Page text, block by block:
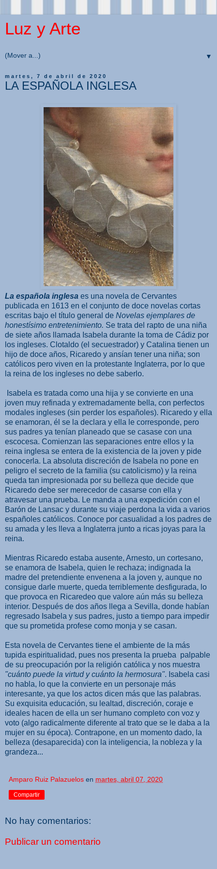
Luz y Arte
▼
martes, 7 de abril de 2020
LA ESPAÑOLA INGLESA
La española inglesa es una novela de Cervantes
publicada en 1613 en el conjunto de doce novelas cortas
escritas bajo el título general de Novelas ejemplares de
honestísimo entretenimiento. Se trata del rapto de una niña
de siete años llamada Isabela durante la toma de Cádiz por
los ingleses. Clotaldo (el secuestrador) y Catalina tienen un
hijo de doce años, Ricaredo y ansían tener una niña; son
católicos pero viven en la protestante Inglaterra, por lo que
la reina de los ingleses no debe saberlo.
Isabela es tratada como una hija y se convierte en una
joven muy refinada y extremadamente bella, con perfectos
modales ingleses (sin perder los españoles). Ricaredo y ella
se enamoran, él se la declara y ella le corresponde, pero
sus padres ya tenían planeado que se casase con una
escocesa. Comienzan las separaciones entre ellos y la
reina inglesa se entera de la existencia de la joven y pide
conocerla. La absoluta discreción de Isabela no pone en
peligro el secreto de la familia (su catolicismo) y la reina
queda tan impresionada por su belleza que decide que
Ricaredo debe ser merecedor de casarse con ella y
atravesar una prueba. Le manda a una expedición con el
Barón de Lansac y durante su viaje perdona la vida a varios
españoles católicos. Conoce por casualidad a los padres de
su amada y les lleva a Inglaterra junto a ricas joyas para la
reina.
Mientras Ricaredo estaba ausente, Arnesto, un cortesano,
se enamora de Isabela, quien le rechaza; indignada la
madre del pretendiente envenena a la joven y, aunque no
consigue darle muerte, queda terriblemente desfigurada, lo
que provoca en Ricaredeo que valore aún más su belleza
interior. Después de dos años llega a Sevilla, donde habían
regresado Isabela y sus padres, justo a tiempo para impedir
que su prometida profese como monja y se casan.
Esta novela de Cervantes tiene el ambiente de la más
tupida espiritualidad, pues nos presenta la prueba palpable
de su preocupación por la religión católica y nos muestra
"cuánto puede la virtud y cuánto la hermosura". Isabela casi
no habla, lo que la convierte en un personaje más
interesante, ya que los actos dicen más que las palabras.
Su exquisita educación, su lealtad, discreción, coraje e
ideales hacen de ella un ser humano completo con voz y
voto (algo radicalmente diferente al trato que se le daba a la
mujer en su época). Contrapone, en un momento dado, la
belleza (desaparecida) con la inteligencia, la nobleza y la
grandeza...
Amparo Ruiz Palazuelos en martes, abril 07, 2020
Compartir
No hay comentarios:
Publicar un comentario